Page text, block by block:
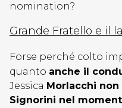
nomination?
Grande Fratello e il
Forse perché colto
quanto anche il
Jessica Morlacchi
Signorini nel